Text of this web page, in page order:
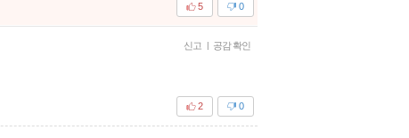
0
5
신고 | 공감 확인
0
2